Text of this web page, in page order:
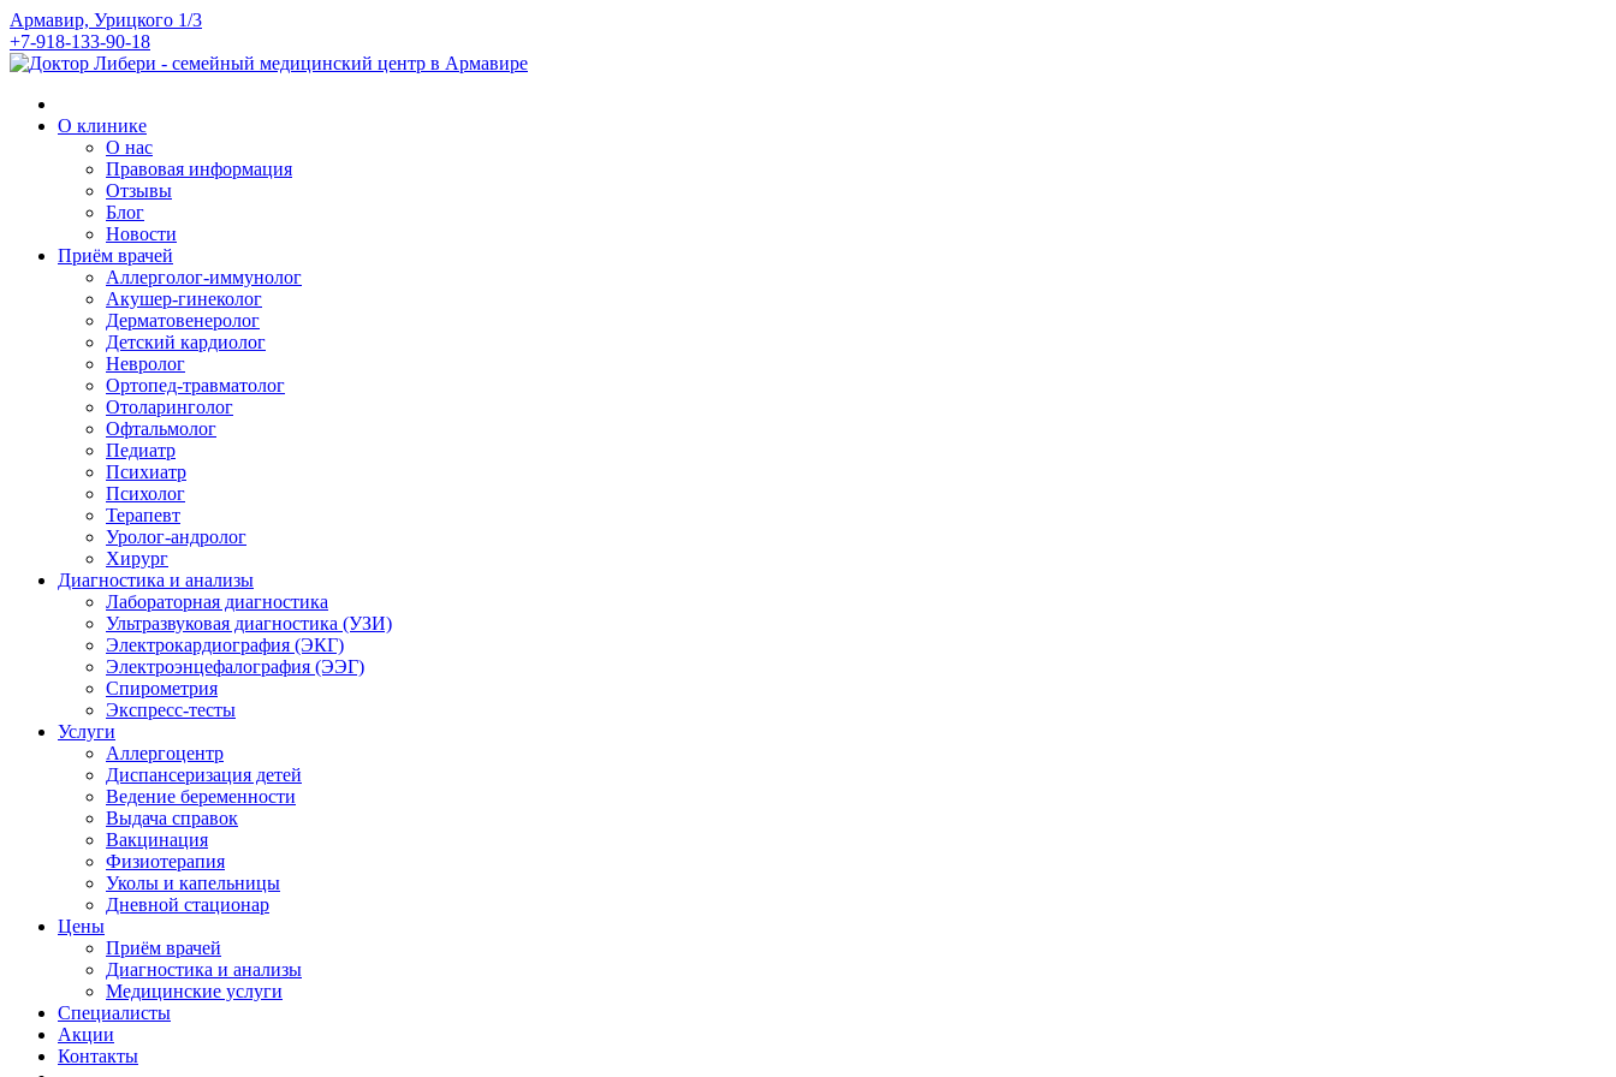
Армавир, Урицкого 1/3
+7-918-133-90-18
О клинике
О нас
Правовая информация
Отзывы
Блог
Новости
Приём врачей
Аллерголог-иммунолог
Акушер-гинеколог
Дерматовенеролог
Детский кардиолог
Невролог
Ортопед-травматолог
Отоларинголог
Офтальмолог
Педиатр
Психиатр
Психолог
Терапевт
Уролог-андролог
Хирург
Диагностика и анализы
Лабораторная диагностика
Ультразвуковая диагностика (УЗИ)
Электрокардиография (ЭКГ)
Электроэнцефалография (ЭЭГ)
Спирометрия
Экспресс-тесты
Услуги
Аллергоцентр
Диспансеризация детей
Ведение беременности
Выдача справок
Вакцинация
Физиотерапия
Уколы и капельницы
Дневной стационар
Цены
Приём врачей
Диагностика и анализы
Медицинские услуги
Специалисты
Акции
Контакты